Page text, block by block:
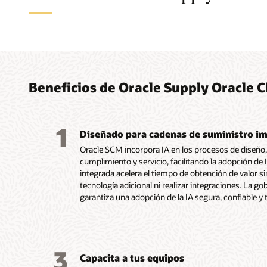
objetivos
Supply
Permite
integrada
Self-
equipos
Cost
y
de
incentivos
Order
IA
de
disminuir
servicio.
Beneficios de Oracle Supply Oracle
1 Diseñado para cadenas de suministro
Oracle SCM incorpora IA en los procesos de
cumplimiento y servicio, facilitando la adopción de
integrada acelera el tiempo de obtención de valor
tecnología adicional ni realizar integraciones. La
garantiza una adopción de la IA segura, confiable y
Capacita a tus equipos